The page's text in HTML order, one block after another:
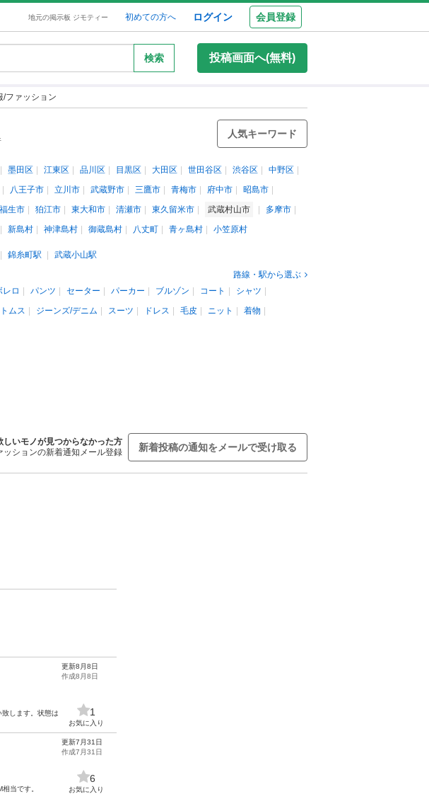
地元の掲示板 ジモティー 初めての方へ ログイン 会員登録
検索 投稿画面へ(無料)
/ファッション
人気キーワード
墨田区 江東区 品川区 目黒区 大田区 世田谷区 渋谷区
中野区
八王子市 立川市 武蔵野市 三鷹市 青梅市 府中市
昭島市
福生市 狛江市 東大和市 清瀬市 東久留米市 武蔵村山市
多摩市
新島村 神津島村 御蔵島村 八丈町 青ヶ島村 小笠原村
錦糸町駅
武蔵小山駅
路線・駅から選ぶ
レロ パンツ セーター パーカー ブルゾン コート
シャツ
ムス ジーンズ/デニム スーツ ドレス 毛皮 ニット
着物
いモノが見つからなかった方
ッションの新着通知メール登録
新着投稿の通知をメールで受け取る
します。状態は
更新8月8日
作成8月8日
1
お気に入り
当です。
更新7月31日
作成7月31日
6
お気に入り